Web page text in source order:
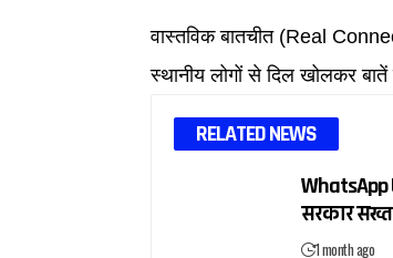
वास्तविक बातचीत (Real
स्थानीय लोगों से दिल खोलकर
RELATED NEWS
WhatsApp
सरकार
1 month ago